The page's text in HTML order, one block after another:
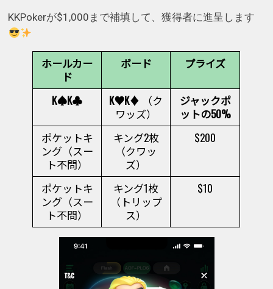
KKPokerが$1,000まで補填して、獲得者に進呈します
ホールカー
ド
ボード プライズ
K♠K♣ K♥K♦ （ク
ワッズ）
ジャックポ
ットの50%
ポケットキ
ング（スー
ト不問）
キング2枚
（クワッ
ズ）
$200
ポケットキ
ング（スー
ト不問）
キング1枚
（トリップ
ス）
$10